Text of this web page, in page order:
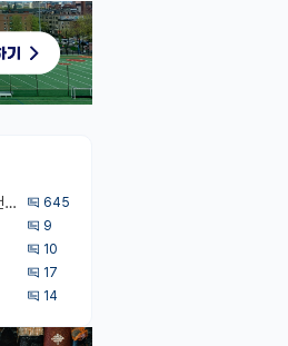
[무료] 2026 미국 대학원 유학 스타터팩 - 가이드북 & 합격자 컨택메일 템플릿 645
9
10
17
14